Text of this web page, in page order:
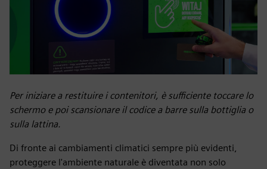
Per iniziare a restituire i contenitori, è sufficiente toccare lo
schermo e poi scansionare il codice a barre sulla bottiglia o
sulla lattina.
Di fronte ai cambiamenti climatici sempre più evidenti,
proteggere l'ambiente naturale è diventata non solo